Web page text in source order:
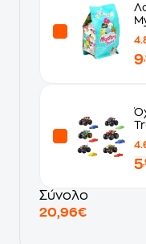
(13cm)
9
5
Σύνολο
20,96€